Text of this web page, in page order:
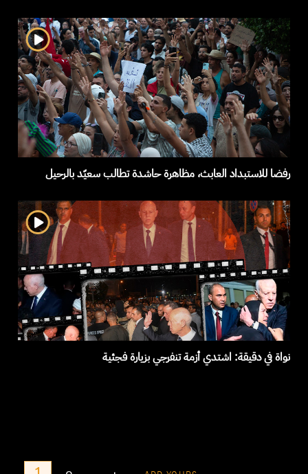
رفضا للاستبداد العابث، مظاهرة حاشدة تطالب سعيّد بالرحيل
نواة في دقيقة: اشتدي أزمة تنفرجي بزيارة فجئية